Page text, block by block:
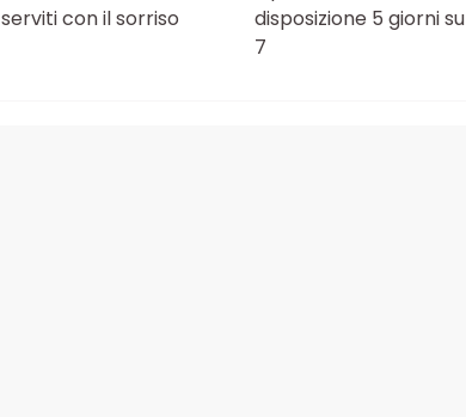
serviti con il sorriso
disposizione 5 giorni su
7